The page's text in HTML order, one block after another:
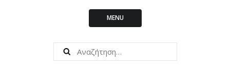
MENU